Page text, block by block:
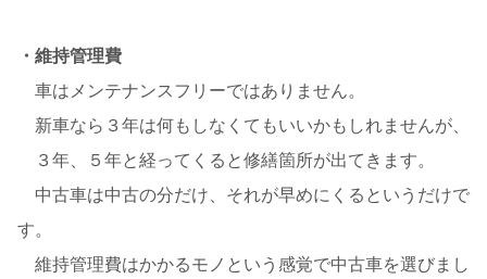
・維持管理費
車はメンテナンスフリーではありません。
新車なら３年は何もしなくてもいいかもしれませんが、
３年、５年と経ってくると修繕箇所が出てきます。
中古車は中古の分だけ、それが早めにくるというだけで
す。
維持管理費はかかるモノという感覚で中古車を選びまし